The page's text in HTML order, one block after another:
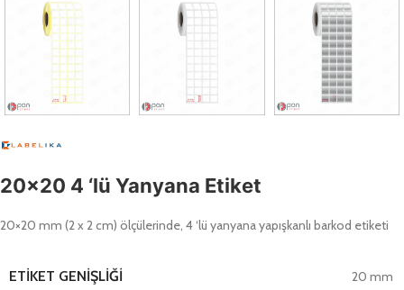
20×20 4 ‘lü Yanyana Etiket
20×20 mm (2 x 2 cm) ölçülerinde, 4 ‘lü yanyana yapışkanlı barkod etiketi
ETIKET GENIŞLIĞI 20 mm